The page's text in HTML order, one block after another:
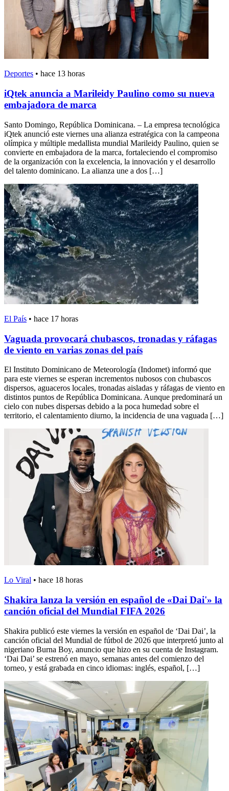
Deportes • hace 13 horas
iQtek anuncia a Marileidy Paulino como su nueva
embajadora de marca
Santo Domingo, República Dominicana. – La empresa tecnológica
iQtek anunció este viernes una alianza estratégica con la campeona
olímpica y múltiple medallista mundial Marileidy Paulino, quien se
convierte en embajadora de la marca, fortaleciendo el compromiso
de la organización con la excelencia, la innovación y el desarrollo
del talento dominicano. La alianza une a dos […]
El País • hace 17 horas
Vaguada provocará chubascos, tronadas y ráfagas
de viento en varias zonas del país
El Instituto Dominicano de Meteorología (Indomet) informó que
para este viernes se esperan incrementos nubosos con chubascos
dispersos, aguaceros locales, tronadas aisladas y ráfagas de viento en
distintos puntos de República Dominicana. Aunque predominará un
cielo con nubes dispersas debido a la poca humedad sobre el
territorio, el calentamiento diurno, la incidencia de una vaguada […]
Lo Viral • hace 18 horas
Shakira lanza la versión en español de «Dai Dai'» la
canción oficial del Mundial FIFA 2026
Shakira publicó este viernes la versión en español de ‘Dai Dai’, la
canción oficial del Mundial de fútbol de 2026 que interpretó junto al
nigeriano Burna Boy, anuncio que hizo en su cuenta de Instagram.
‘Dai Dai’ se estrenó en mayo, semanas antes del comienzo del
torneo, y está grabada en cinco idiomas: inglés, español, […]